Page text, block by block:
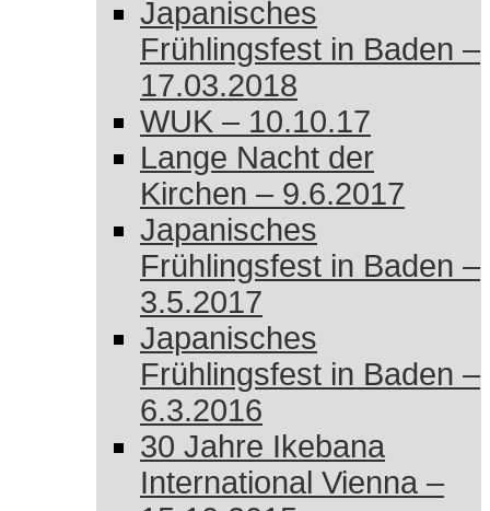
Japanisches
Frühlingsfest in Baden –
17.03.2018
WUK – 10.10.17
Lange Nacht der
Kirchen – 9.6.2017
Japanisches
Frühlingsfest in Baden –
3.5.2017
Japanisches
Frühlingsfest in Baden –
6.3.2016
30 Jahre Ikebana
International Vienna –